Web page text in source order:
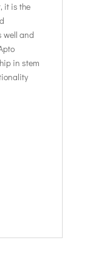
it is the
well and
in stem